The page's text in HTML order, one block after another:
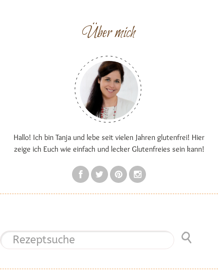
Über mich
Hallo! Ich bin Tanja und lebe seit vielen Jahren glutenfrei! Hier
zeige ich Euch wie einfach und lecker Glutenfreies sein kann!